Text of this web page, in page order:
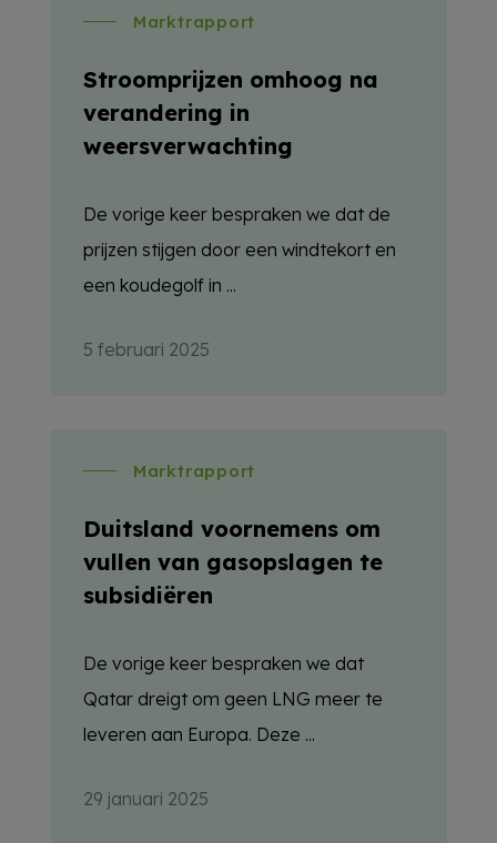
Marktrapport
Stroomprijzen omhoog na
verandering in
weersverwachting
De vorige keer bespraken we dat de
prijzen stijgen door een windtekort en
een koudegolf in ...
5 februari 2025
Marktrapport
Duitsland voornemens om
vullen van gasopslagen te
subsidiëren
De vorige keer bespraken we dat
Qatar dreigt om geen LNG meer te
leveren aan Europa. Deze ...
29 januari 2025